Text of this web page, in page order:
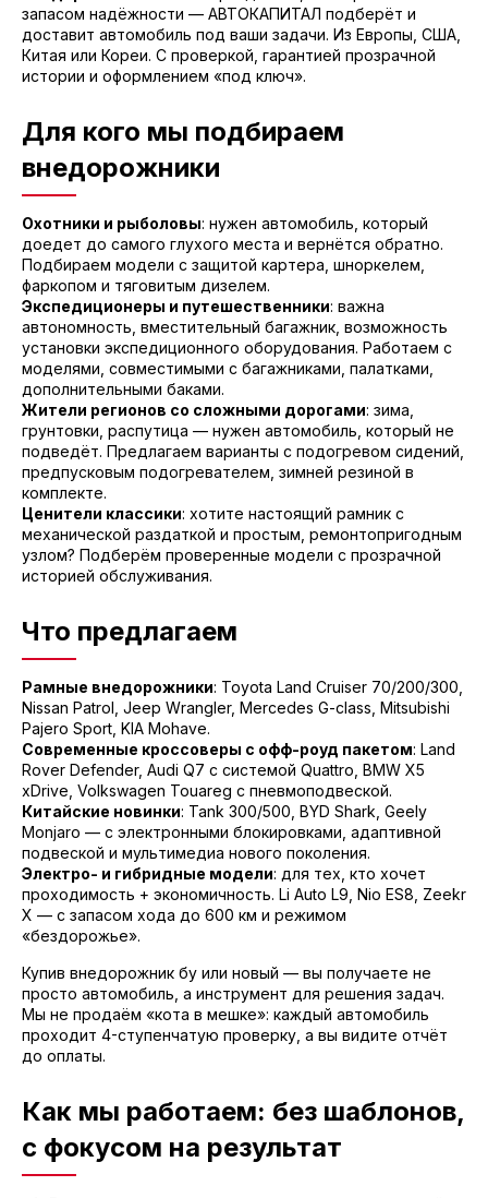
запасом надёжности — АВТОКАПИТАЛ подберёт и
доставит автомобиль под ваши задачи. Из Европы, США,
Китая или Кореи. С проверкой, гарантией прозрачной
истории и оформлением «под ключ».
Для кого мы подбираем
внедорожники
Охотники и рыболовы: нужен автомобиль, который
доедет до самого глухого места и вернётся обратно.
Подбираем модели с защитой картера, шноркелем,
фаркопом и тяговитым дизелем.
Экспедиционеры и путешественники: важна
автономность, вместительный багажник, возможность
установки экспедиционного оборудования. Работаем с
моделями, совместимыми с багажниками, палатками,
дополнительными баками.
Жители регионов со сложными дорогами: зима,
грунтовки, распутица — нужен автомобиль, который не
подведёт. Предлагаем варианты с подогревом сидений,
предпусковым подогревателем, зимней резиной в
комплекте.
Ценители классики: хотите настоящий рамник с
механической раздаткой и простым, ремонтопригодным
узлом? Подберём проверенные модели с прозрачной
историей обслуживания.
Что предлагаем
Рамные внедорожники: Toyota Land Cruiser 70/200/300,
Nissan Patrol, Jeep Wrangler, Mercedes G-class, Mitsubishi
Pajero Sport, KIA Mohave.
Современные кроссоверы с офф-роуд пакетом: Land
Rover Defender, Audi Q7 с системой Quattro, BMW X5
xDrive, Volkswagen Touareg с пневмоподвеской.
Китайские новинки: Tank 300/500, BYD Shark, Geely
Monjaro — с электронными блокировками, адаптивной
подвеской и мультимедиа нового поколения.
Электро- и гибридные модели: для тех, кто хочет
проходимость + экономичность. Li Auto L9, Nio ES8, Zeekr
X — с запасом хода до 600 км и режимом
«бездорожье».
Купив внедорожник бу или новый — вы получаете не
просто автомобиль, а инструмент для решения задач.
Мы не продаём «кота в мешке»: каждый автомобиль
проходит 4-ступенчатую проверку, а вы видите отчёт
до оплаты.
Как мы работаем: без шаблонов,
с фокусом на результат